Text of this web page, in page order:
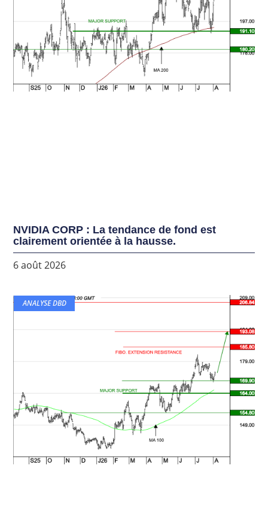
NVIDIA CORP : La tendance de fond est
clairement orientée à la hausse.
6 août 2026
ANALYSE DBD